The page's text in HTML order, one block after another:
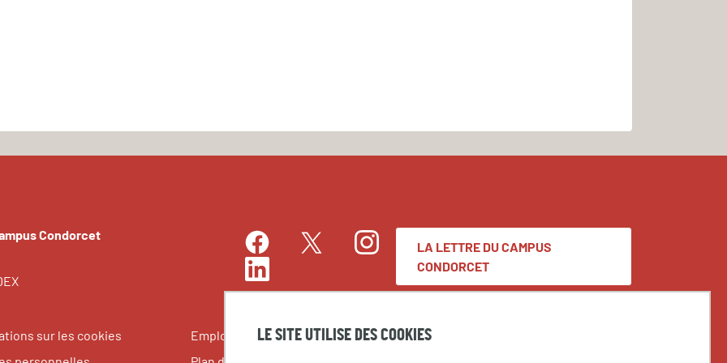
LE SITE UTILISE DES COOKIES
Condorcet
FacebookTwitter
Instagram
LinkedIn
LA LETTRE DU CAMPUS
CONDORCET
sur les cookies
Emplois et stages
Espace presse